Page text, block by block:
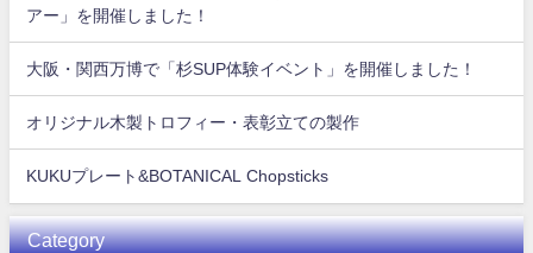
アー」を開催しました！
大阪・関西万博で「杉SUP体験イベント」を開催しました！
オリジナル木製トロフィー・表彰立ての製作
KUKUプレート&BOTANICAL Chopsticks
Category